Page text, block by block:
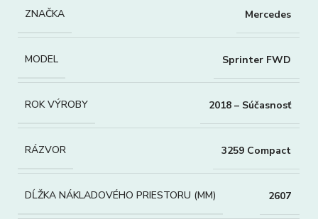
ZNAČKA Mercedes
MODEL Sprinter FWD
ROK VÝROBY 2018 – Súčasnosť
RÁZVOR 3259 Compact
DĹŽKA NÁKLADOVÉHO PRIESTORU (MM) 2607